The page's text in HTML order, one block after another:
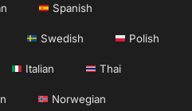
Spanish
Swedish Polish
Italian Thai
Norwegian